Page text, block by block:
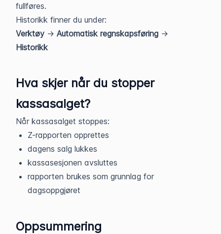
fullføres.
Historikk finner du under:
Verktøy → Automatisk regnskapsføring →
Historikk
Hva skjer når du stopper
kassasalget?
Når kassasalget stoppes:
Z-rapporten opprettes
dagens salg lukkes
kassasesjonen avsluttes
rapporten brukes som grunnlag for
dagsoppgjøret
Oppsummering